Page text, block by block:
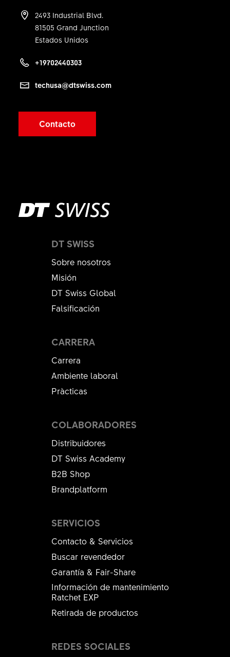
2493 Industrial Blvd.
81505 Grand Junction
Estados Unidos
+19702440303
techusa@dtswiss.com
Contacto
DT SWISS
Sobre nosotros
Misión
DT Swiss Global
Falsificación
CARRERA
Carrera
Ambiente laboral
Pràcticas
SERVICIOS
Contacto & Servicios
Buscar revendedor
Garantía & Fair-Share
Información de mantenimiento
Ratchet EXP
Retirada de productos
COLABORADORES
Distribuidores
DT Swiss Academy
B2B Shop
Brandplatform
REDES SOCIALES